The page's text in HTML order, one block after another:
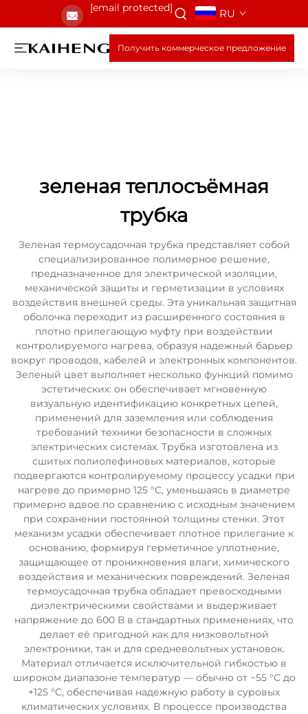
[email protected] RU
Получить коммерческое предложение
зеленая теплосъёмная
трубка
Зеленая термоусадочная трубка представляет собой
специализированное полимерное решение,
предназначенное для электрической изоляции,
механической защиты и герметизации в условиях
воздействия внешней среды. Эта уникальная защитная
оболочка переходит из расширенного состояния в
плотно прилегающую муфту при воздействии
контролируемого нагрева, образуя надежный барьер
вокруг проводов, кабелей и электронных компонентов.
Зеленый цвет выполняет несколько функций помимо
эстетических: он обеспечивает мгновенную
визуальную идентификацию конкретных цепей,
применений для заземления или соблюдения
требований техники безопасности в сложных
электрических системах. Трубка изготовлена из
сшитых полиолефиновых материалов, которые
подвергаются контролируемому процессу усадки при
нагреве до примерно 125 °C, уменьшаясь в диаметре
примерно вдвое по сравнению с исходным значением
при сохранении постоянной толщины стенки. Этот
механизм усадки обеспечивает плотное прилегание к
основанию, формируя герметичное уплотнение,
защищающее от проникновения влаги, химического
воздействия и механических повреждений. Зеленая
термоусадочная трубка обладает превосходными
диэлектрическими свойствами и выдерживает
напряжение до 600 В в стандартных применениях, что
делает её пригодной как для низковольтной
электроники, так и для средневольтных установок.
Материал отличается исключительной гибкостью в
широком диапазоне температур — обычно от −55 °C до
+125 °C, обеспечивая надежную работу в суровых
климатических условиях. В процессе производства